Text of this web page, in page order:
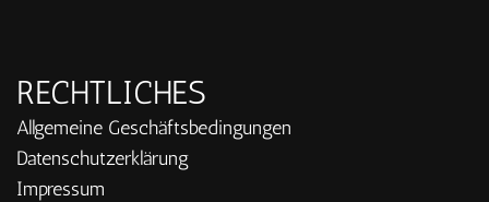
RECHTLICHES
Allgemeine Geschäftsbedingungen
Datenschutzerklärung
Impressum